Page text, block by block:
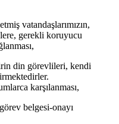
vatandaşlarımızın,
gerekli koruyucu
din görevlileri, kendi
karşılanması,
belgesi-onayı